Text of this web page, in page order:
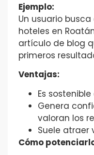
Ejemplo:
Un usuario
hoteles en
artículo de blog
primeros
Ventajas:
Es
Genera
valoran los
Suele atraer
Cómo